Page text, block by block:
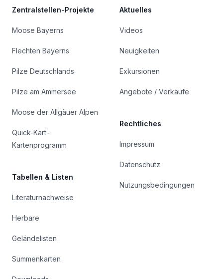
Zentralstellen-Projekte
Moose Bayerns
Flechten Bayerns
Pilze Deutschlands
Pilze am Ammersee
Moose der Allgäuer Alpen
Quick-Kart-
Kartenprogramm
Tabellen & Listen
Literaturnachweise
Herbare
Geländelisten
Summenkarten
Aktuelles
Videos
Neuigkeiten
Exkursionen
Angebote / Verkäufe
Rechtliches
Impressum
Datenschutz
Nutzungsbedingungen